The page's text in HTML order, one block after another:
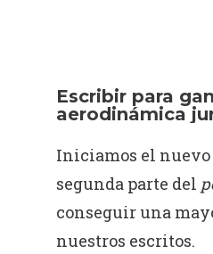
Escribir para
aerodinámica
Iniciamos el nuevo
segunda parte del
conseguir una
nuestros escritos.